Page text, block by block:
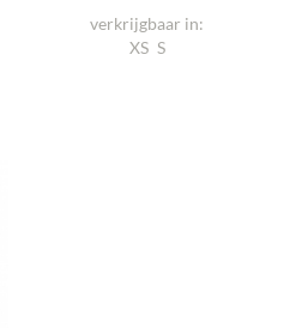
verkrijgbaar in:
XS S